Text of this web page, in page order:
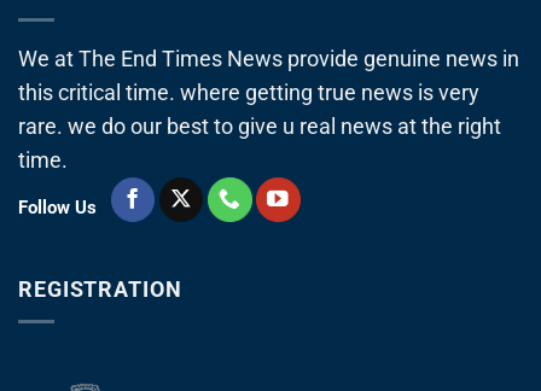
We at The End Times News provide genuine news in
this critical time. where getting true news is very
rare. we do our best to give u real news at the right
time.
Follow Us
REGISTRATION